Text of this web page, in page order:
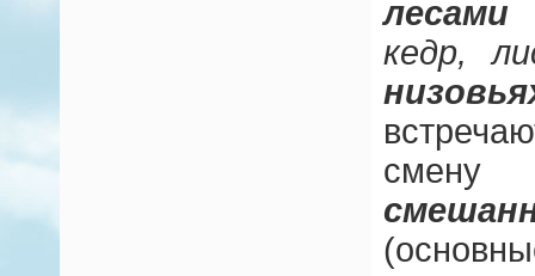
лесами
кедр,
смену